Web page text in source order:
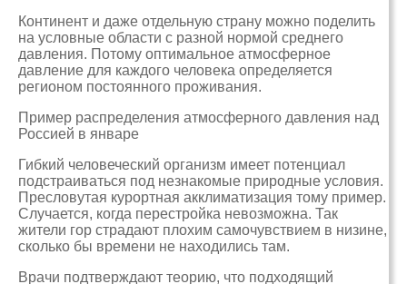
Континент и даже отдельную страну можно поделить
на условные области с разной нормой среднего
давления. Потому оптимальное атмосферное
давление для каждого человека определяется
регионом постоянного проживания.
Пример распределения атмосферного давления над
Россией в январе
Гибкий человеческий организм имеет потенциал
подстраиваться под незнакомые природные условия.
Пресловутая курортная акклиматизация тому пример.
Случается, когда перестройка невозможна. Так
жители гор страдают плохим самочувствием в низине,
сколько бы времени не находились там.
Врачи подтверждают теорию, что подходящий